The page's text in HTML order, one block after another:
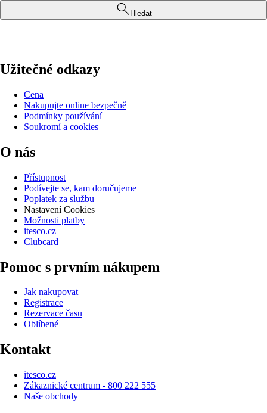
Hledat
Užitečné odkazy
Cena
Nakupujte online bezpečně
Podmínky používání
Soukromí a cookies
O nás
Přístupnost
Podívejte se, kam doručujeme
Poplatek za službu
Nastavení Cookies
Možnosti platby
itesco.cz
Clubcard
Pomoc s prvním nákupem
Jak nakupovat
Registrace
Rezervace času
Oblíbené
Kontakt
itesco.cz
Zákaznické centrum - 800 222 555
Naše obchody